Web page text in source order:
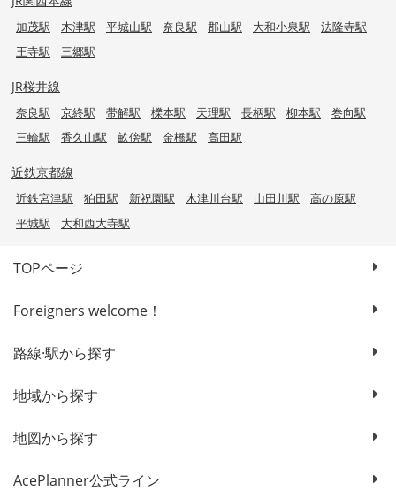
加茂駅 木津駅 平城山駅 奈良駅 郡山駅 大和小泉駅
法隆寺駅
王寺駅
三郷駅
JR桜井線
奈良駅 京終駅 帯解駅 櫟本駅 天理駅 長柄駅 柳本駅
巻向駅
三輪駅
香久山駅 畝傍駅 金橋駅 高田駅
近鉄京都線
近鉄宮津駅 狛田駅 新祝園駅 木津川台駅 山田川駅
高の原駅
平城駅
大和西大寺駅
TOPページ
Foreigners welcome！
路線·駅から探す
地域から探す
地図から探す
AcePlanner公式ライン